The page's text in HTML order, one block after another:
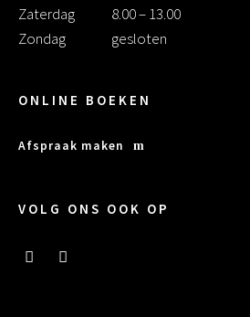
Zaterdag
8.00 – 13.00
Zondag
gesloten
ONLINE BOEKEN
Afspraak maken
VOLG ONS OOK OP